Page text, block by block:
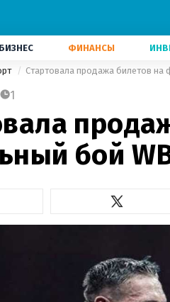
БИЗНЕС ФИНАНСЫ
Стартовала продажа билетов на
1
бой